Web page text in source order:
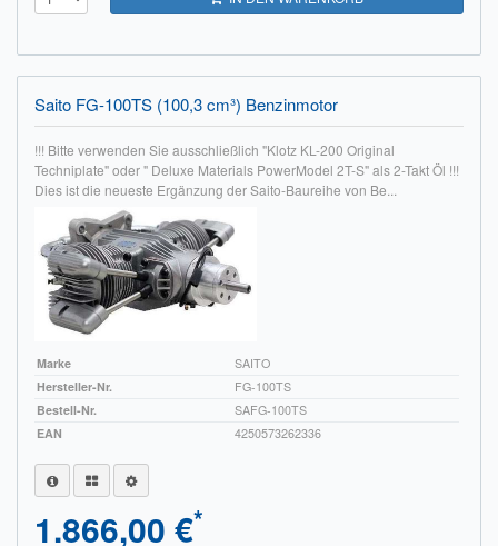
FAQ
ÜBER UNS
Was wir bieten
Unsere Philosophie
KONTAKT
MEIN KONTO
Saito FG-100TS (100,3 cm³) Benzinmotor
!!! Bitte verwenden Sie ausschließlich "Klotz KL-200 Original
Techniplate" oder " Deluxe Materials PowerModel 2T-S" als 2-Takt Öl !!!
Dies ist die neueste Ergänzung der Saito-Baureihe von Be...
Marke
SAITO
Hersteller-Nr.
FG-100TS
Bestell-Nr.
SAFG-100TS
EAN
4250573262336
1.866,00 €*